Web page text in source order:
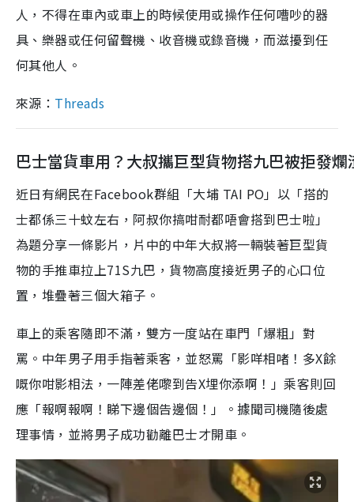
人，不得在車內或車上的時候使用或操作任何嘈吵的器
具、樂器或任何留聲機、收音機或錄音機，而滋擾到任
何其他人。
來源： Threads
巴士當貨車用？大叔攜巨型貨物搭九巴被拒發
近日有網民在Facebook群組「大埔 TAI PO」以「搭的
士都係三十蚊左右，阿叔你搞咁耐都唔會搭到巴士啦」
為題分享一條影片，片中的中年大叔將一輛裝著巨型貨
物的手推車拉上71S九巴，貨物高度接近男子的心口位
置，堆疊著三個大箱子。
車上的乘客隨即不滿，雙方一度站在車門「爆粗」對
罵。中年男子用手指著乘客，並怒罵「影咩相啫！多X餘
嘅你咁影相法，一陣差佬嚟到告X埋你添啊！」乘客則回
應「報啊報啊！睇下邊個告邊個！」。據聞司機隨後處
理事情，並將男子成功勸離巴士才開車。